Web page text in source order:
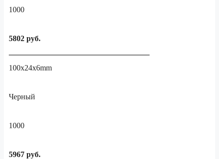
1000
5802 руб.
100x24x6mm
Черный
1000
5967 руб.